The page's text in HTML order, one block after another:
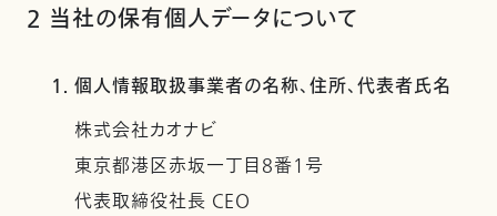
2 当社の保有個人データについて
1. 個人情報取扱事業者の名称、住所、代表者氏名
株式会社カオナビ
東京都港区赤坂一丁目8番1号
代表取締役社長 CEO